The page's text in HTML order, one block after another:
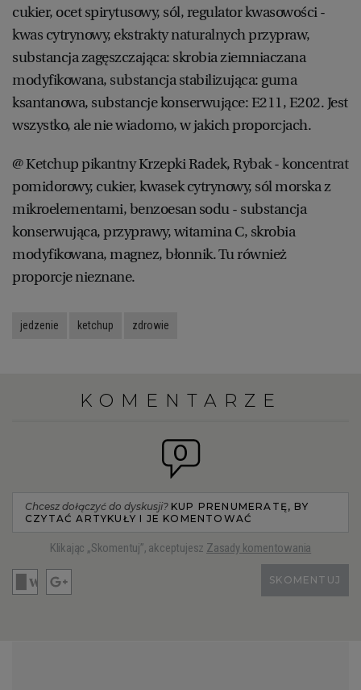
cukier, ocet spirytusowy, sól, regulator kwasowości -
kwas cytrynowy, ekstrakty naturalnych przypraw,
substancja zagęszczająca: skrobia ziemniaczana
modyfikowana, substancja stabilizująca: guma
ksantanowa, substancje konserwujące: E211, E202. Jest
wszystko, ale nie wiadomo, w jakich proporcjach.
@ Ketchup pikantny Krzepki Radek, Rybak - koncentrat
pomidorowy, cukier, kwasek cytrynowy, sól morska z
mikroelementami, benzoesan sodu - substancja
konserwująca, przyprawy, witamina C, skrobia
modyfikowana, magnez, błonnik. Tu również
proporcje nieznane.
jedzenie ketchup zdrowie
KOMENTARZE
0
Chcesz dołączyć do dyskusji? KUP PRENUMERATĘ, BY
CZYTAĆ ARTYKUŁY I JE KOMENTOWAĆ
Klikając „Skomentuj”, akceptujesz Zasady komentowania
SKOMENTUJ